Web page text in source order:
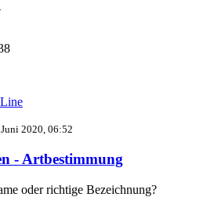
2020, 06:52
- Artbestimmung
oder richtige Bezeichnung?